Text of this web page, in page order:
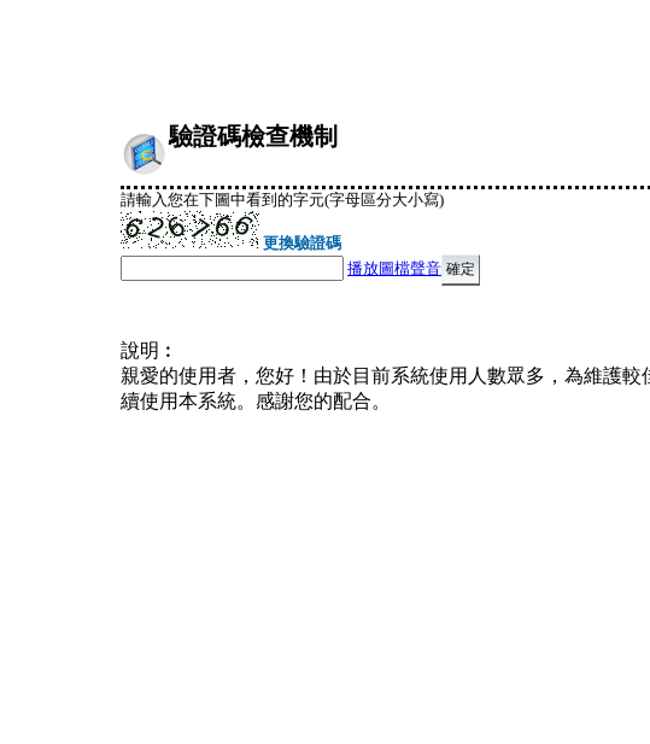
驗證碼檢查機制
請輸入您在下圖中看到的字元(字母區分大小寫)
更換驗證碼
播放圖檔聲音
說明︰
親愛的使用者，您好！由於目前系統使用人數眾多，為維護
續使用本系統。感謝您的配合。